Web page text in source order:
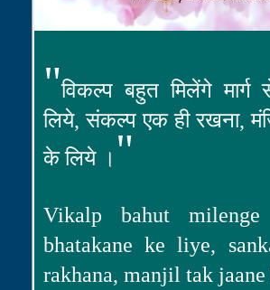
"विकल्प बहुत मिलेंगे
लिये, संकल्प एक ही रखना,
के लिये । "
Vikalp bahut
bhatakane ke liye,
rakhana, manjil tak